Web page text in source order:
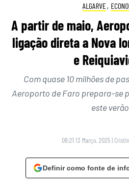
ALGARVE,
A partir de maio,
ligação direta a Nova
e
Com quase 10 milhões de
Aeroporto de Faro prepara-se
este verão
08:21 13 Março, 2025 |
Definir como fonte de